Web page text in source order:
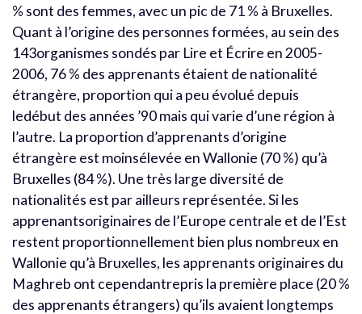
% sont des femmes, avec un pic de 71 % à Bruxelles.
Quant à l’origine des personnes formées, au sein des
143organismes sondés par Lire et Écrire en 2005-
2006, 76 % des apprenants étaient de nationalité
étrangère, proportion qui a peu évolué depuis
ledébut des années ’90 mais qui varie d’une région à
l’autre. La proportion d’apprenants d’origine
étrangère est moinsélevée en Wallonie (70 %) qu’à
Bruxelles (84 %). Une très large diversité de
nationalités est par ailleurs représentée. Si les
apprenantsoriginaires de l’Europe centrale et de l’Est
restent proportionnellement bien plus nombreux en
Wallonie qu’à Bruxelles, les apprenants originaires du
Maghreb ont cependantrepris la première place (20 %
des apprenants étrangers) qu’ils avaient longtemps